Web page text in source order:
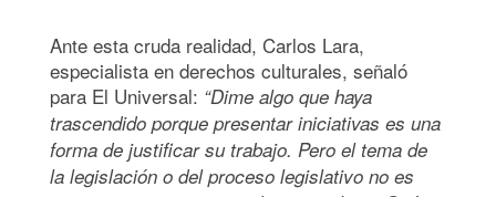
Ante esta cruda realidad, Carlos Lara,
especialista en derechos culturales, señaló
para El Universal: “Dime algo que haya
trascendido porque presentar iniciativas es una
forma de justificar su trabajo. Pero el tema de
la legislación o del proceso legislativo no es